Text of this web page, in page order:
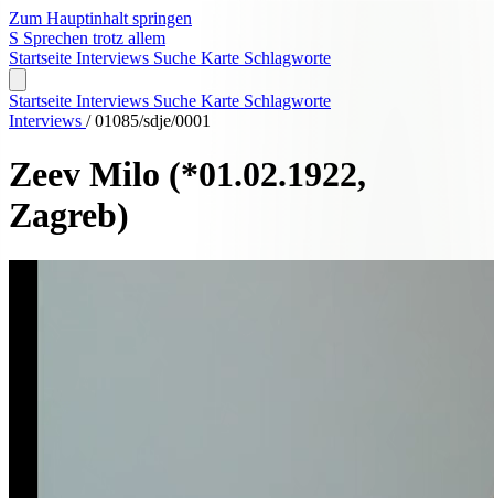
Zum Hauptinhalt springen
S Sprechen trotz allem
Startseite Interviews Suche Karte Schlagworte
Startseite Interviews Suche Karte Schlagworte
Interviews / 01085/sdje/0001
Zeev Milo (*01.02.1922,
Zagreb)